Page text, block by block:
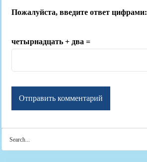
Пожалуйста, введите ответ цифрами:
четырнадцать + два =
for: